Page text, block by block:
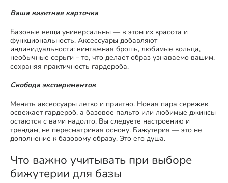
Ваша визитная карточка
Базовые вещи универсальны — в этом их красота и
функциональность. Аксессуары добавляют
индивидуальности: винтажная брошь, любимые кольца,
необычные серьги – то, что делает образ узнаваемо вашим,
сохраняя практичность гардероба.
Свобода экспериментов
Менять аксессуары легко и приятно. Новая пара сережек
освежает гардероб, а базовое пальто или любимые джинсы
остаются с вами надолго. Вы следуете настроению и
трендам, не пересматривая основу. Бижутерия — это не
дополнение к базовому образу. Это его душа.​​​​​​​​​​​​​​​​
Что важно учитывать при выборе
бижутерии для базы